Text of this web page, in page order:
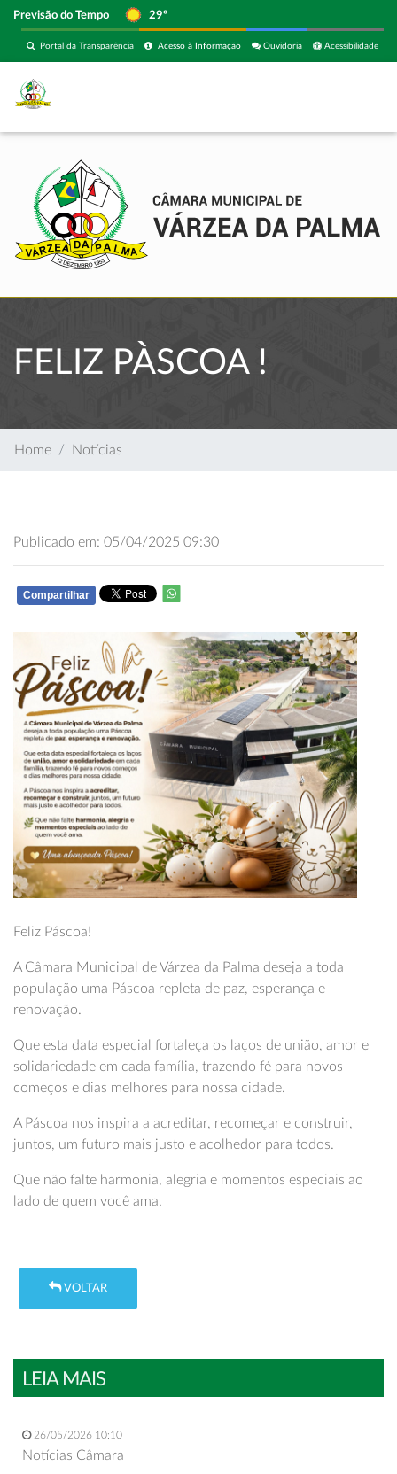
Previsão do Tempo 29º
Acessibilidade
Ouvidoria
Acesso à Informação
Portal da Transparência
FELIZ PÀSCOA !
Home Notícias
Publicado em: 05/04/2025 09:30
Compartilhar
Feliz Páscoa!
A Câmara Municipal de Várzea da Palma deseja a toda
população uma Páscoa repleta de paz, esperança e
renovação.
Que esta data especial fortaleça os laços de união, amor e
solidariedade em cada família, trazendo fé para novos
começos e dias melhores para nossa cidade.
A Páscoa nos inspira a acreditar, recomeçar e construir,
juntos, um futuro mais justo e acolhedor para todos.
Que não falte harmonia, alegria e momentos especiais ao
lado de quem você ama.
VOLTAR
LEIA MAIS
26/05/2026 10:10
Notícias Câmara